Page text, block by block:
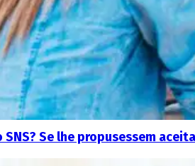
SNS? Se lhe propusessem